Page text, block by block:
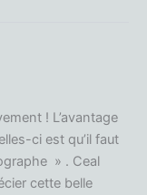
! L’avantage
ci est qu’il faut
» . Ceal
cette belle